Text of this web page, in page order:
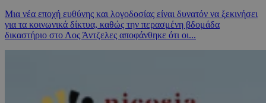
Μια νέα εποχή ευθύνης και λογοδοσίας είναι δυνατόν να ξεκινήσει
για τα κοινωνικά δίκτυα, καθώς την περασμένη βδομάδα
δικαστήριο στο Λος Άντζελες αποφάνθηκε ότι οι...